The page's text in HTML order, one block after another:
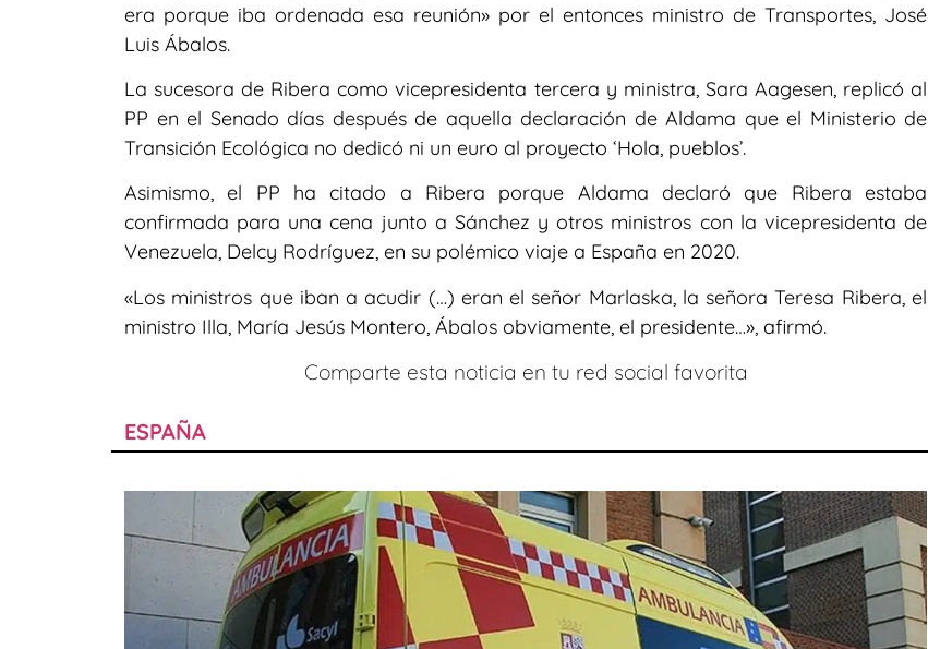
era porque iba ordenada esa reunión» por el entonces ministro de Transportes, José
Luis Ábalos.
La sucesora de Ribera como vicepresidenta tercera y ministra, Sara Aagesen, replicó al
PP en el Senado días después de aquella declaración de Aldama que el Ministerio de
Transición Ecológica no dedicó ni un euro al proyecto ‘Hola, pueblos’.
Asimismo, el PP ha citado a Ribera porque Aldama declaró que Ribera estaba
confirmada para una cena junto a Sánchez y otros ministros con la vicepresidenta de
Venezuela, Delcy Rodríguez, en su polémico viaje a España en 2020.
«Los ministros que iban a acudir (…) eran el señor Marlaska, la señora Teresa Ribera, el
ministro Illa, María Jesús Montero, Ábalos obviamente, el presidente…», afirmó.
Comparte esta noticia en tu red social favorita
ESPAÑA